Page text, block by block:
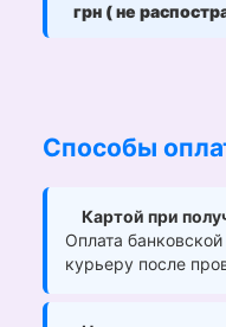
грн ( не
Способы
Картой при
Оплата
курьеру после